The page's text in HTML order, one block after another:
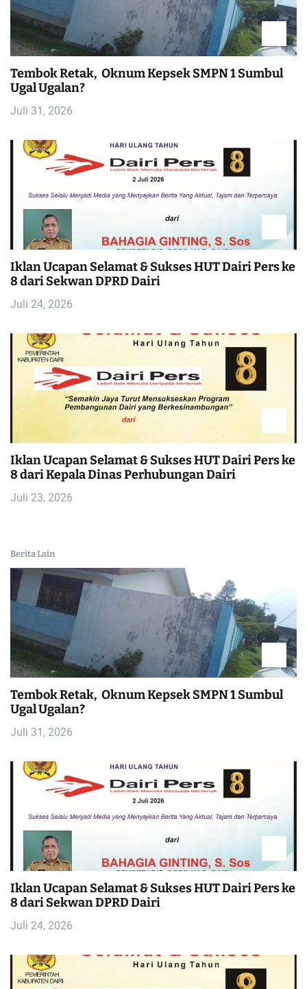
i
p
o
s
Tembok Retak, Oknum Kepsek SMPN 1 Sumbul
Ugal Ugalan?
Juli 31, 2026
Iklan Ucapan Selamat & Sukses HUT Dairi Pers ke
8 dari Sekwan DPRD Dairi
Juli 24, 2026
Iklan Ucapan Selamat & Sukses HUT Dairi Pers ke
8 dari Kepala Dinas Perhubungan Dairi
Juli 23, 2026
Berita Lain
Tembok Retak, Oknum Kepsek SMPN 1 Sumbul
Ugal Ugalan?
Juli 31, 2026
Iklan Ucapan Selamat & Sukses HUT Dairi Pers ke
8 dari Sekwan DPRD Dairi
Juli 24, 2026